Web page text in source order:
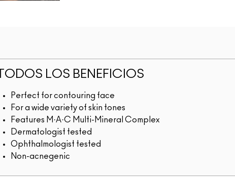
TODOS LOS BENEFICIOS
Perfect for contouring face
For a wide variety of skin tones
Features M·A·C Multi-Mineral Complex
Dermatologist tested
Ophthalmologist tested
Non-acnegenic